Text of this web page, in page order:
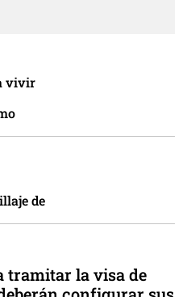
vivir
de
tramitar la visa de